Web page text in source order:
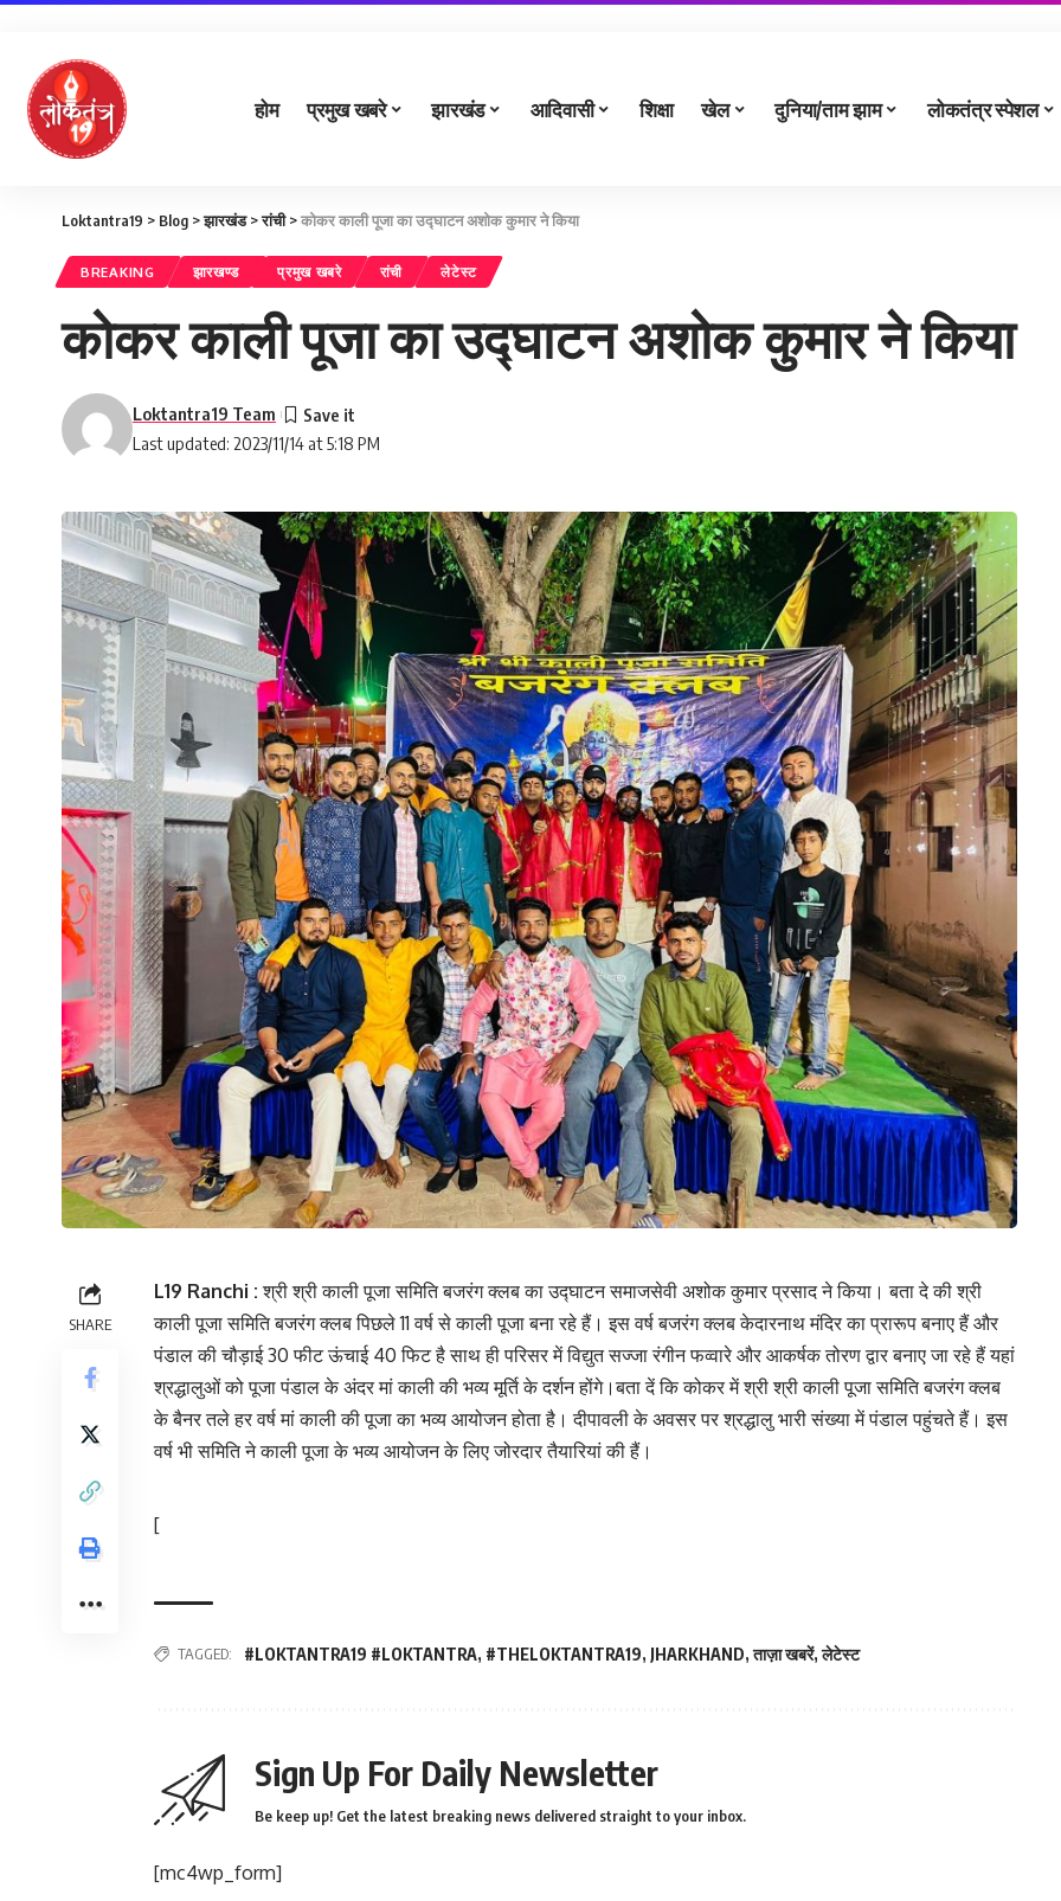
होम प्रमुख खबरे झारखंड आदिवासी शिक्षा खेल दुनिया/ताम झाम लोकतंत्र स्पेशल
Loktantra19 > Blog >झारखंड>रांची>कोकर काली पूजा का उद्घाटन अशोक कुमार ने किया
BREAKING झारखण्ड प्रमुख खबरे रांची लेटेस्ट
कोकर काली पूजा का उद्घाटन अशोक कुमार ने किया
Last updated: 2023/11/14 at 5:18 PM
Loktantra19 Team
SHARE
L19 Ranchi :श्री श्री काली पूजा समिति बजरंग क्लब का उद्घाटन समाजसेवी अशोक कुमार प्रसाद ने किया। बता दे की श्री
काली पूजा समिति बजरंग क्लब पिछले 11 वर्ष से काली पूजा बना रहे हैं। इस वर्ष बजरंग क्लब केदारनाथ मंदिर का प्रारूप बनाए हैं और
पंडाल की चौड़ाई 30 फीट ऊंचाई 40 फिट है साथ ही परिसर में विद्युत सज्जा रंगीन फव्वारे और आकर्षक तोरण द्वार बनाए जा रहे हैं यहां
श्रद्धालुओं को पूजा पंडाल के अंदर मां काली की भव्य मूर्ति के दर्शन होंगे।बता दें कि कोकर में श्री श्री काली पूजा समिति बजरंग क्लब
के बैनर तले हर वर्ष मां काली की पूजा का भव्य आयोजन होता है। दीपावली के अवसर पर श्रद्धालु भारी संख्या में पंडाल पहुंचते हैं। इस
वर्ष भी समिति ने काली पूजा के भव्य आयोजन के लिए जोरदार तैयारियां की हैं।
[
TAGGED: #LOKTANTRA19 #LOKTANTRA, #THELOKTANTRA19, JHARKHAND,ताज़ा खबरें,लेटेस्ट
Sign Up For Daily Newsletter
Be keep up! Get the latest breaking news delivered straight to your inbox.
[mc4wp_form]